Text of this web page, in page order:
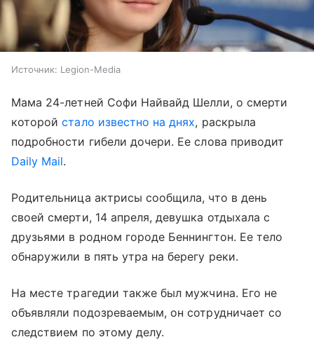
Источник: Legion-Media
Мама 24-летней Софи Найвайд Шелли, о смерти
которойстало известно на днях, раскрыла
подробности гибели дочери. Ее слова приводит
Daily Mail.
Родительница актрисы сообщила, что в день
своей смерти, 14 апреля, девушка отдыхала с
друзьями в родном городе Беннингтон. Ее тело
обнаружили в пять утра на берегу реки.
На месте трагедии также был мужчина. Его не
объявляли подозреваемым, он сотрудничает со
следствием по этому делу.